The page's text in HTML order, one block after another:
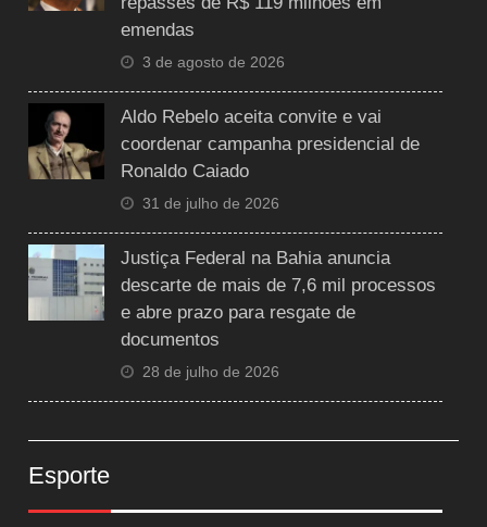
emendas
3 de agosto de 2026
Aldo Rebelo aceita convite e vai
coordenar campanha presidencial de
Ronaldo Caiado
31 de julho de 2026
Justiça Federal na Bahia anuncia
descarte de mais de 7,6 mil processos
e abre prazo para resgate de
documentos
28 de julho de 2026
Esporte